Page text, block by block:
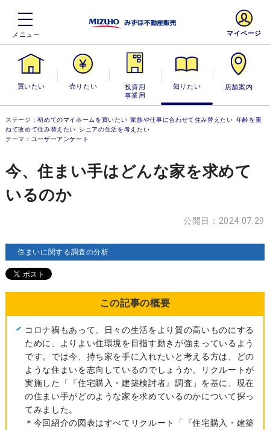
買いたい 売りたい
投資用・事業
用
知りたい 店舗案内
マイページ
ステージ：初めてのマイホームを買いたい 家族や仕事に合わせて住み替えたい 年齢を重
ねて改めて住み替えたい
シニアの生活を考えたい
テーマ： ユーザーアンケート
今、住まい手はどんな家を求めて
いるのか
公開日：2024.07.29
住まいに関する調査の分析
この記事の概要
コロナ禍もあって、日々の生活をより質の高いものにする
ために、よりよい住環境を目指す動きが強まっているよう
です。では今、持ち家を手に入れたいと考える方は、どの
ような住まいを志向しているのでしょうか。リクルートが
実施した「『住宅購入・建築検討者』調査」を基に、現在
の住まい手がどのような家を求めているのかについて探っ
てみました。
＊今回紹介の図表はすべてリクルート「『住宅購入・建築